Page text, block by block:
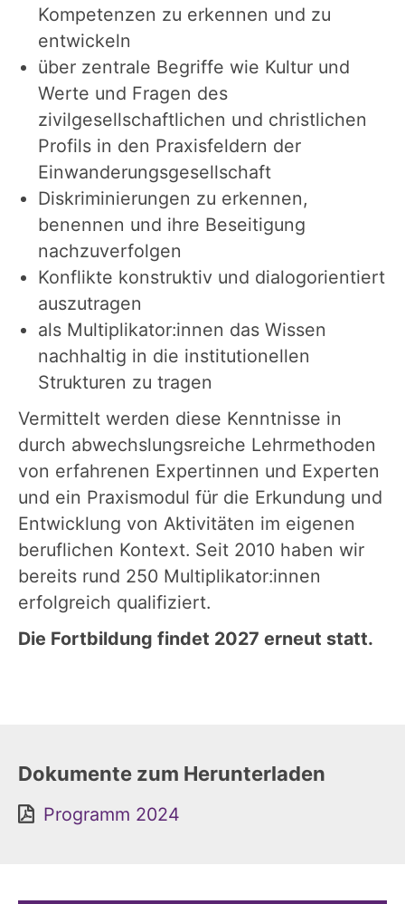
Kompetenzen zu erkennen und zu
entwickeln
über zentrale Begriffe wie Kultur und
Werte und Fragen des
zivilgesellschaftlichen und christlichen
Profils in den Praxisfeldern der
Einwanderungsgesellschaft
Diskriminierungen zu erkennen,
benennen und ihre Beseitigung
nachzuverfolgen
Konflikte konstruktiv und dialogorientiert
auszutragen
als Multiplikator:innen das Wissen
nachhaltig in die institutionellen
Strukturen zu tragen
Vermittelt werden diese Kenntnisse in
durch abwechslungsreiche Lehrmethoden
von erfahrenen Expertinnen und Experten
und ein Praxismodul für die Erkundung und
Entwicklung von Aktivitäten im eigenen
beruflichen Kontext. Seit 2010 haben wir
bereits rund 250 Multiplikator:innen
erfolgreich qualifiziert.
Die Fortbildung findet 2027 erneut statt.
Dokumente zum Herunterladen
Programm 2024